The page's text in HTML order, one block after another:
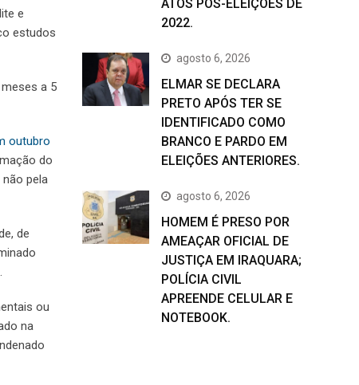
e
estudos
a 5
outubro
do
pela
de
ou
na
ATOS PÓS-ELEIÇÕES DE
2022.
agosto 6, 2026
ELMAR SE DECLARA
PRETO APÓS TER SE
IDENTIFICADO COMO
BRANCO E PARDO EM
ELEIÇÕES ANTERIORES.
agosto 6, 2026
HOMEM É PRESO POR
AMEAÇAR OFICIAL DE
JUSTIÇA EM IRAQUARA;
POLÍCIA CIVIL
APREENDE CELULAR E
NOTEBOOK.